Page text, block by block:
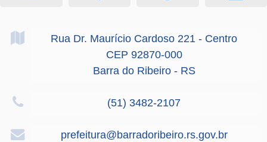
Rua Dr. Maurício Cardoso 221 - Centro
CEP 92870-000
Barra do Ribeiro - RS
(51) 3482-2107
prefeitura@barradoribeiro.rs.gov.br